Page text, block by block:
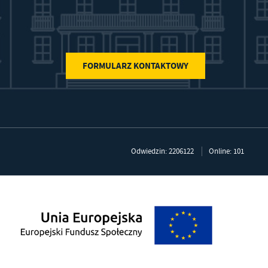
FORMULARZ KONTAKTOWY
Odwiedzin: 2206122 Online: 101